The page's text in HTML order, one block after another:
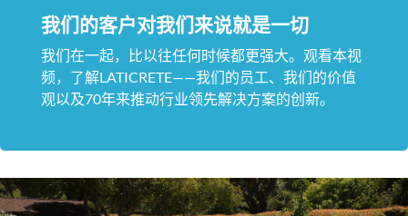
我们的客户对我们来说就是一切
我们在一起，比以往任何时候都更强大。观看本视
频，了解LATICRETE——我们的员工、我们的价值
观以及70年来推动行业领先解决方案的创新。